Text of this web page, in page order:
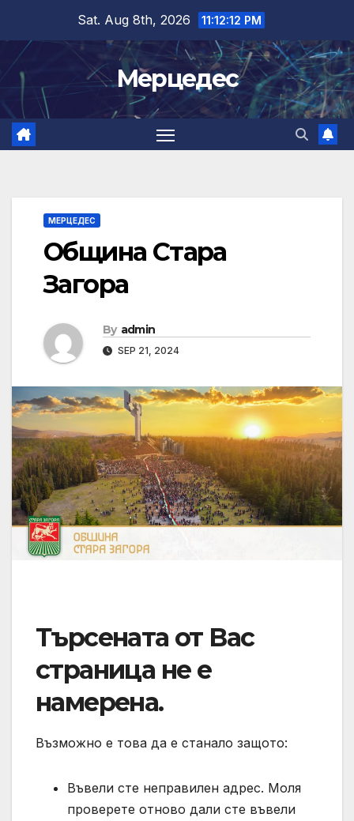
content
Sat. Aug 8th, 2026 11:12:13 PM
Мерцедес
МЕРЦЕДЕС
Община Стара
Загора
By admin
SEP 21, 2024
Търсената от Вас
страница не е
намерена.
Възможно е това да е станало защото:
Въвели сте неправилен адрес. Моля
проверете отново дали сте въвели